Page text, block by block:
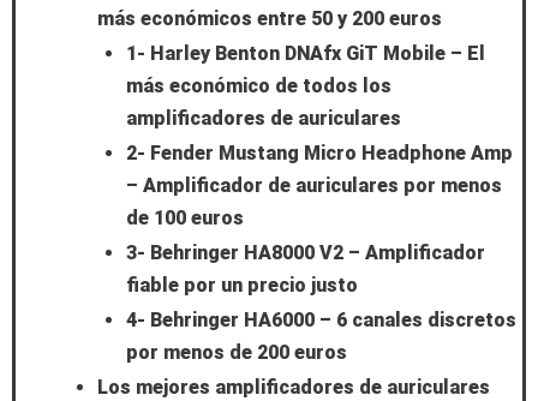
más económicos entre 50 y 200 euros
1- Harley Benton DNAfx GiT Mobile – El
más económico de todos los
amplificadores de auriculares
2- Fender Mustang Micro Headphone Amp
– Amplificador de auriculares por menos
de 100 euros
3- Behringer HA8000 V2 – Amplificador
fiable por un precio justo
4- Behringer HA6000 – 6 canales discretos
por menos de 200 euros
Los mejores amplificadores de auriculares